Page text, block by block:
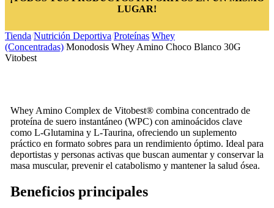
LUGAR!
Tienda/Nutrición Deportiva/Proteínas/Whey
(Concentradas)/Monodosis Whey Amino Choco Blanco 30G
Vitobest
Whey Amino Complex de Vitobest® combina concentrado de
proteína de suero instantáneo (WPC) con aminoácidos clave
como L-Glutamina y L-Taurina, ofreciendo un suplemento
práctico en formato sobres para un rendimiento óptimo. Ideal para
deportistas y personas activas que buscan aumentar y conservar la
masa muscular, prevenir el catabolismo y mantener la salud ósea.
Beneficios principales